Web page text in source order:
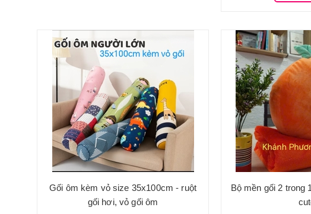
Gối ôm kèm vỏ size 35x100cm - ruột
gối hơi, vỏ gối ôm
Bộ mền gối 2 trong